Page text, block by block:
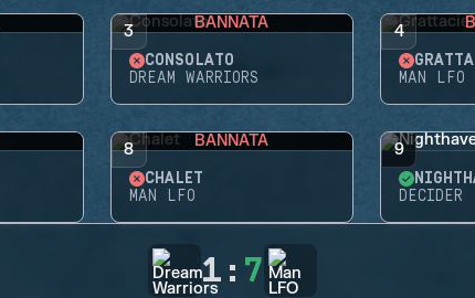
3 BANNATA
CONSOLATO
DREAM WARRIORS
4
MAN LFO
8 BANNATA
CHALET
MAN LFO
9
DECIDER
1 : 7